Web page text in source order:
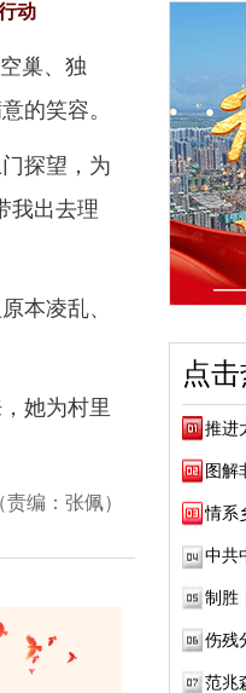
动
巢、独
的笑容。
探望，为
我出去理
本凌乱、
她为村里
责编：张佩）
点
推进
图解
情系
中共
制胜
伤残
范兆